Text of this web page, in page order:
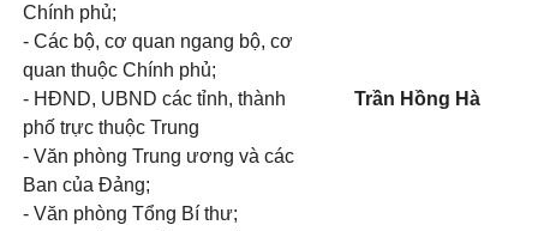
Chính phủ;
- Các bộ, cơ quan ngang bộ, cơ
quan thuộc Chính phủ;
- HĐND, UBND các tỉnh, thành
phố trực thuộc Trung
- Văn phòng Trung ương và các
Ban của Đảng;
- Văn phòng Tổng Bí thư;
Trần Hồng Hà